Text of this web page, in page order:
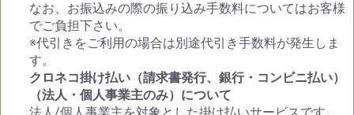
なお、お振込みの際の振り込み手数料についてはお客様
でご負担下さい。
※代引きをご利用の場合は別途代引き手数料が発生しま
す。
クロネコ掛け払い（請求書発行、銀行・コンビニ払い）
（法人・個人事業主のみ）について